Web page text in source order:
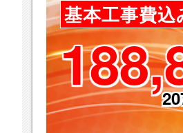
基本工事費込
207,680